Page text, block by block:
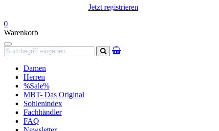
Jetzt registrieren
0
Warenkorb
Navigation
Suchen
Damen
Herren
%Sale%
MBT- Das Original
Sohlenindex
Fachhändler
FAQ